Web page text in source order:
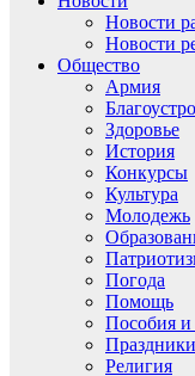
Новости
Новости
Общество
Армия
Здоровье
История
Конкурсы
Культура
Молодежь
Погода
Помощь
Пособия
Праздники
Религия